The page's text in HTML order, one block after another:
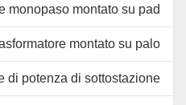
monopaso montato su pad
montato su palo
di potenza di sottostazione